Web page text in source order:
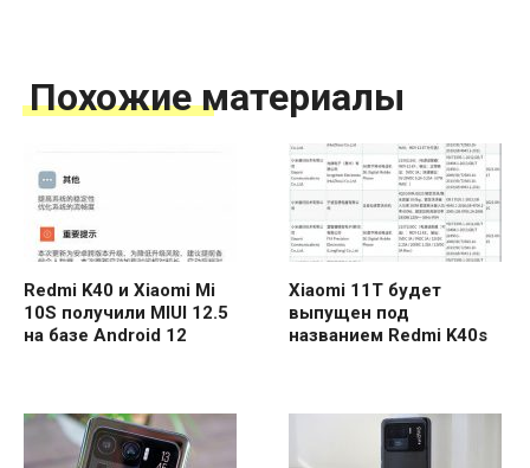
Похожие материалы
Redmi K40 и Xiaomi Mi
10S получили MIUI 12.5
на базе Android 12
Xiaomi 11T будет
выпущен под
названием Redmi K40s